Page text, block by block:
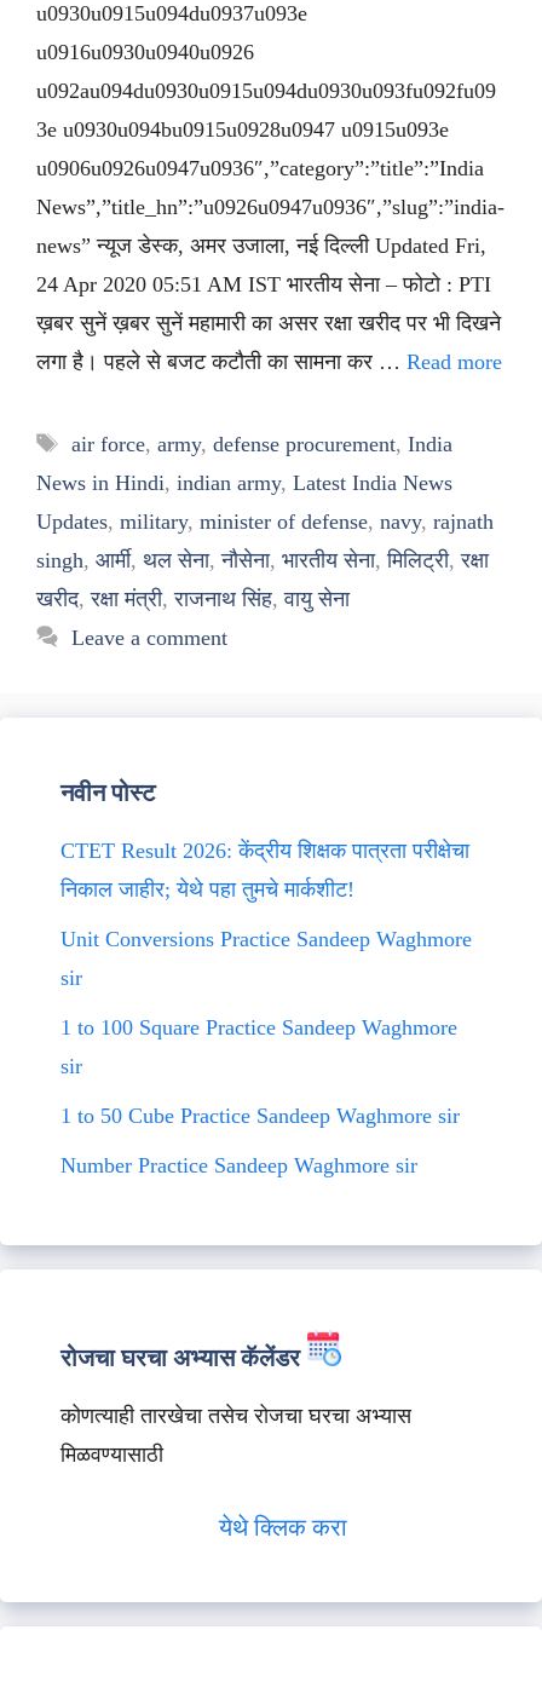
u0930u0915u094du0937u093e
u0916u0930u0940u0926
u092au094du0930u0915u094du0930u093fu092fu09
3e u0930u094bu0915u0928u0947 u0915u093e
u0906u0926u0947u0936″,”category”:”title”:”India
News”,”title_hn”:”u0926u0947u0936″,”slug”:”india-
news” न्यूज डेस्क, अमर उजाला, नई दिल्ली Updated Fri,
24 Apr 2020 05:51 AM IST भारतीय सेना – फोटो : PTI
ख़बर सुनें ख़बर सुनें महामारी का असर रक्षा खरीद पर भी दिखने
लगा है। पहले से बजट कटौती का सामना कर … Read more
Tags
air force, army, defense procurement, India
News in Hindi, indian army, Latest India News
Updates, military, minister of defense, navy, rajnath
singh, आर्मी, थल सेना,नौसेना, भारतीय सेना,मिलिट्री,रक्षा
खरीद,रक्षा मंत्री,राजनाथ सिंह,वायु सेना
Leave a comment
नवीन पोस्ट
CTET Result 2026: केंद्रीय शिक्षक पात्रता परीक्षेचा
निकाल जाहीर; येथे पहा तुमचे मार्कशीट!
Unit Conversions Practice Sandeep Waghmore
sir
1 to 100 Square Practice Sandeep Waghmore
sir
1 to 50 Cube Practice Sandeep Waghmore sir
Number Practice Sandeep Waghmore sir
रोजचा घरचा अभ्यास कॅलेंडर
कोणत्याही तारखेचा तसेच रोजचा घरचा अभ्यास
मिळवण्यासाठी
येथे क्लिक करा